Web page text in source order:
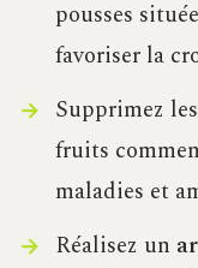
pousses
favoriser la
Supprimez
fruits
maladies et
Réalisez un